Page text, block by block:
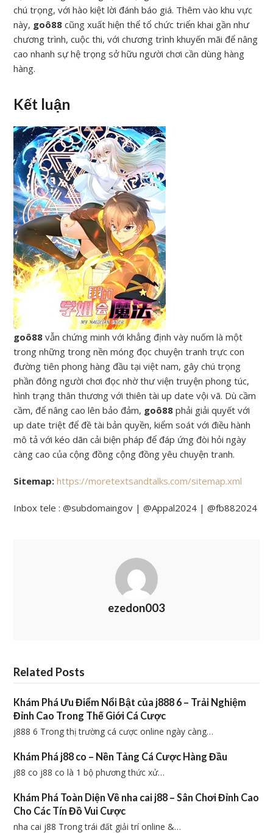
chú trọng, với hào kiệt lời đánh báo giá. Thêm vào khu vực
này, goô88 cũng xuất hiện thể tổ chức triển khai gần như
chương trình, cuộc thi, với chương trình khuyến mãi để nâng
cao nhanh sự hệ trọng sở hữu người chơi cần dùng hàng
hàng.
Kết luận
goô88 vẫn chứng minh với khẳng định vày nuốm là một
trong những trong nền móng đọc chuyện tranh trực con
đường tiên phong hàng đầu tại việt nam, gây chú trọng
phần đông người chơi đọc nhờ thư viện truyện phong túc,
hình trạng thân thương với thiên tài up date vội vã. Dù cầm
cầm, để nâng cao lên bảo đảm, goô88 phải giải quyết với
up date triệt để đề tài bản quyền, kiểm soát với điều hành
mô tả với kéo dãn cải biện pháp để đáp ứng đòi hỏi ngày
càng cao của cộng đồng cộng đồng yêu chuyện tranh.
Sitemap: https://moretextsandtalks.com/sitemap.xml
Inbox tele : @subdomaingov | @Appal2024 | @fb882024
ezedon003
Related Posts
Khám Phá Ưu Điểm Nổi Bật của j888 6 – Trải Nghiệm
Đỉnh Cao Trong Thế Giới Cá Cược
j888 6 Trong thị trường cá cược online ngày càng…
Khám Phá j88 co – Nền Tảng Cá Cược Hàng Đầu
j88 co j88 co là 1 bộ phương thức xử…
Khám Phá Toàn Diện Về nha cai j88 – Sân Chơi Đỉnh Cao
Cho Các Tín Đồ Vui Cược
nha cai j88 Trong trái đất giải trí online &…